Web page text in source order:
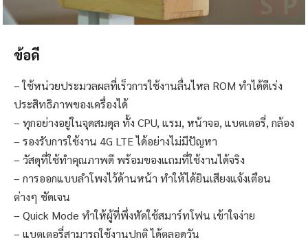
ข้อดี
– ใช้หน่วยประมวลผลที่เร็วการใช้งานลื่นไหล ROM ทำได้ดีเร่ง
ประสิทธิภาพของเครื่องได้
– ทุกอย่างอยู่ในจุดสมดุล ทั้ง CPU, แรม, หน้าจอ, แบตเตอรี่, กล้อง
– รองรับการใช้งาน 4G LTE ได้อย่างไม่มีปัญหา
– วัสดุที่ใช้ทำคุณภาพดี พร้อมของแถมที่ใช้งานได้จริง
– การออกแบบลำโพงไว้ด้านหน้า ทำให้ได้ยินเสียงแจ้งเตือน
ต่างๆ ชัดเจน
– Quick Mode ทำให้ผู้ที่พึ่งหัดใช้สมาร์ทโฟน เข้าใจง่าย
– แบตเตอรี่สามารถใช้งานปกติ ได้ตลอดวัน